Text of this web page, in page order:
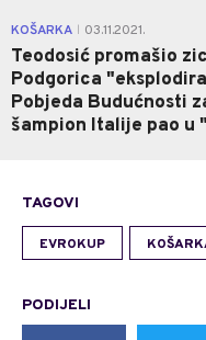
KOŠARKA 03.11.2021.
Teodosić promašio
Podgorica
Pobjeda Budućnosti
šampion Italije pao u
TAGOVI
EVROKUP
PODIJELI